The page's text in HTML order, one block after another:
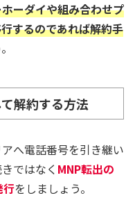
ーダイや組み合わせプ
するのであれば解約手
解約する方法
へ電話番号を引き継い
ではなく MNP転出の
行をしましょう。